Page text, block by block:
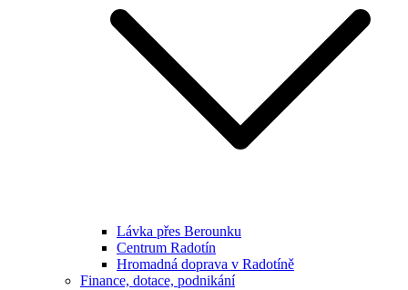
Lávka přes Berounku
Centrum Radotín
Hromadná doprava v Radotíně
Finance, dotace, podnikání